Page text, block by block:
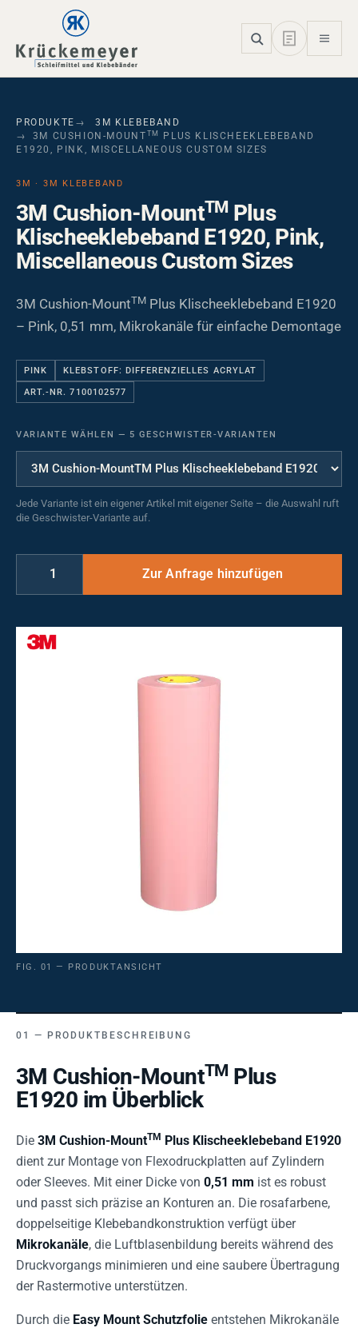
Skip to main navigation
Skip to main content
Skip to page footer
PRODUKTE
3M KLEBEBAND
3M CUSHION-MOUNT TM
PLUS KLISCHEEKLEBEBAND
E1920, PINK, MISCELLANEOUS CUSTOM SIZES
3M · 3M KLEBEBAND
3M Cushion-MountTMPlus
Klischeeklebeband E1920, Pink,
Miscellaneous Custom Sizes
3M Cushion-MountTM Plus Klischeeklebeband E1920
– Pink, 0,51 mm, Mikrokanäle für einfache Demontage
PINK KLEBSTOFF: DIFFERENZIELLES ACRYLAT
ART.-NR. 7100102577
VARIANTE WÄHLEN — 5 GESCHWISTER-VARIANTEN
Jede Variante ist ein eigener Artikel mit eigener Seite – die Auswahl ruft
die Geschwister-Variante auf.
FIG. 01 — PRODUKTANSICHT
PRODUKTBESCHREIBUNG
3M Cushion-MountTM Plus
E1920 im Überblick
Die 3M Cushion-MountTM Plus Klischeeklebeband E1920
dient zur Montage von Flexodruckplatten auf Zylindern
oder Sleeves. Mit einer Dicke von 0,51 mm ist es robust
und passt sich präzise an Konturen an. Die rosafarbene,
doppelseitige Klebebandkonstruktion verfügt über
Mikrokanäle, die Luftblasenbildung bereits während des
Druckvorgangs minimieren und eine saubere Übertragung
der Rastermotive unterstützen.
Durch die Easy Mount Schutzfolie entstehen Mikrokanäle